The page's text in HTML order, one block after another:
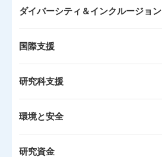
ダイバーシティ＆インクルージョン
国際支援
研究科支援
環境と安全
研究資金